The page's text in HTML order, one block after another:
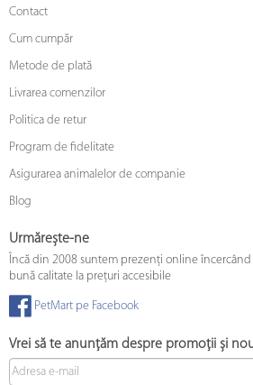
Contact
Cum cumpăr
Metode de plată
Livrarea comenzilor
Politica de retur
Program de fidelitate
Asigurarea animalelor de companie
Blog
Urmărește-ne
Încă din 2008 suntem prezenți online încercând
bună calitate la prețuri accesibile
PetMart pe Facebook
Vrei să te anunțăm despre promoții și